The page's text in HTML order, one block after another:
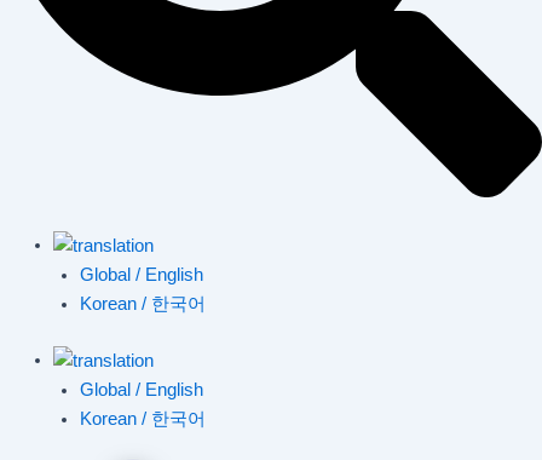
Global / English
Korean / 한국어
Global / English
Korean / 한국어